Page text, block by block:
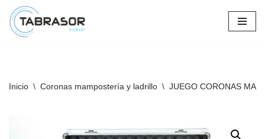
Saltar
Inicio \ Coronas mampostería y ladrillo \ JUEGO CORONAS